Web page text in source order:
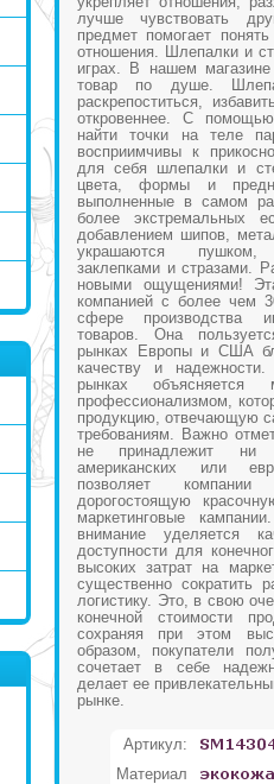
лучше чувствовать
предмет помогает
отношения. Шлепалки и
играх. В нашем
товар по душе.
раскрепоститься,
откровеннее. С
найти точки на теле
восприимчивы к
для себя шлепалки и
цвета, формы и
выполненные в самом
более экстремальных
добавлением шипов,
украшаются пушком,
заклепками и стразами.
новыми ощущениями!
компанией с более чем
сфере производства
товаров. Она
рынках Европы и США
качеству и
рынках объясняется
профессионализмом,
продукцию, отвечающую
требованиям. Важно
не принадлежит ни
американских или
позволяет
дорогостоящую
маркетинговые
внимание уделяется
доступности для
высоких затрат на
существенно сократить
логистику. Это, в свою
конечной стоимости
сохраняя при этом
образом, покупатели
сочетает в себе
делает ее
рынке.
Артикул:
Материал